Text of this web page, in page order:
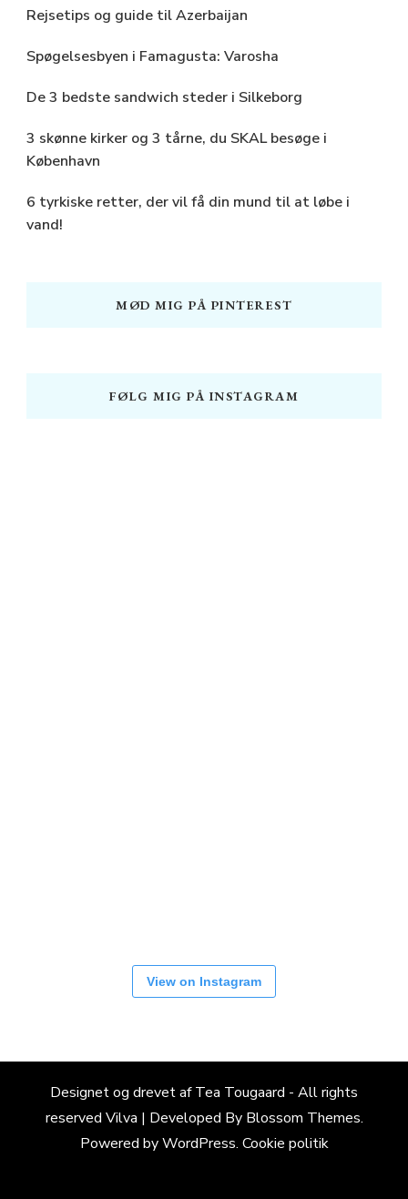
Rejsetips og guide til Azerbaijan
Spøgelsesbyen i Famagusta: Varosha
De 3 bedste sandwich steder i Silkeborg
3 skønne kirker og 3 tårne, du SKAL besøge i
København
6 tyrkiske retter, der vil få din mund til at løbe i
vand!
MØD MIG PÅ PINTEREST
FØLG MIG PÅ INSTAGRAM
View on Instagram
Designet og drevet af Tea Tougaard - All rights
reserved Vilva | Developed By Blossom Themes.
Powered byWordPress. Cookie politik